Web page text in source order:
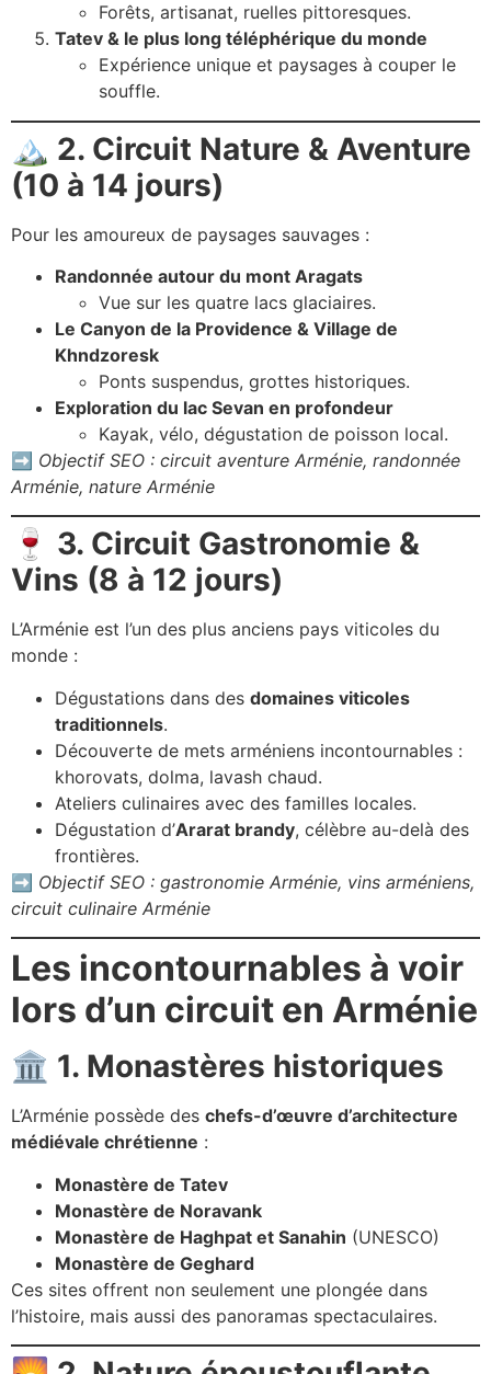
Forêts, artisanat, ruelles pittoresques.
Tatev & le plus long téléphérique du monde
Expérience unique et paysages à couper le
souffle.
🏔️ 2. Circuit Nature & Aventure
(10 à 14 jours)
Pour les amoureux de paysages sauvages :
Randonnée autour du mont Aragats
Vue sur les quatre lacs glaciaires.
Le Canyon de la Providence & Village de
Khndzoresk
Ponts suspendus, grottes historiques.
Exploration du lac Sevan en profondeur
Kayak, vélo, dégustation de poisson local.
➡️ Objectif SEO : circuit aventure Arménie, randonnée
Arménie, nature Arménie
🍷 3. Circuit Gastronomie &
Vins (8 à 12 jours)
L’Arménie est l’un des plus anciens pays viticoles du
monde :
Dégustations dans des domaines viticoles
traditionnels.
Découverte de mets arméniens incontournables :
khorovats, dolma, lavash chaud.
Ateliers culinaires avec des familles locales.
Dégustation d’Ararat brandy, célèbre au-delà des
frontières.
➡️ Objectif SEO : gastronomie Arménie, vins arméniens,
circuit culinaire Arménie
Les incontournables à voir
lors d’un circuit en Arménie
🏛️ 1. Monastères historiques
L’Arménie possède des chefs-d’œuvre d’architecture
médiévale chrétienne :
Monastère de Tatev
Monastère de Noravank
Monastère de Haghpat et Sanahin (UNESCO)
Monastère de Geghard
Ces sites offrent non seulement une plongée dans
l’histoire, mais aussi des panoramas spectaculaires.